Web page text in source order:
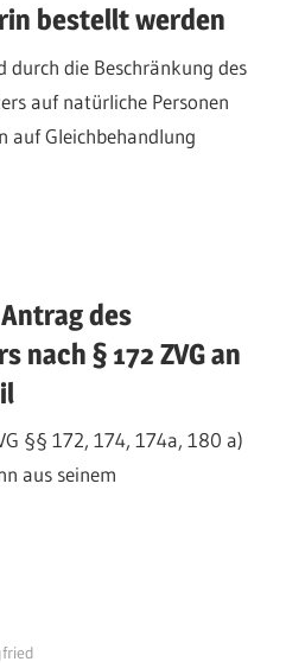
bestellt werden
durch die Beschränkung des
auf natürliche Personen
auf Gleichbehandlung
des
nach § 172 ZVG an
§§ 172, 174, 174a, 180 a)
aus seinem